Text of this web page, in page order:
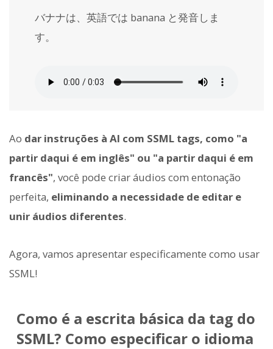
バナナは、英語では banana と発音しま
す。
Ao dar instruções à AI com SSML tags, como "a
partir daqui é em inglês" ou "a partir daqui é em
francês", você pode criar áudios com entonação
perfeita, eliminando a necessidade de editar e
unir áudios diferentes.
Agora, vamos apresentar especificamente como usar
SSML!
Como é a escrita básica da tag do
SSML? Como especificar o idioma